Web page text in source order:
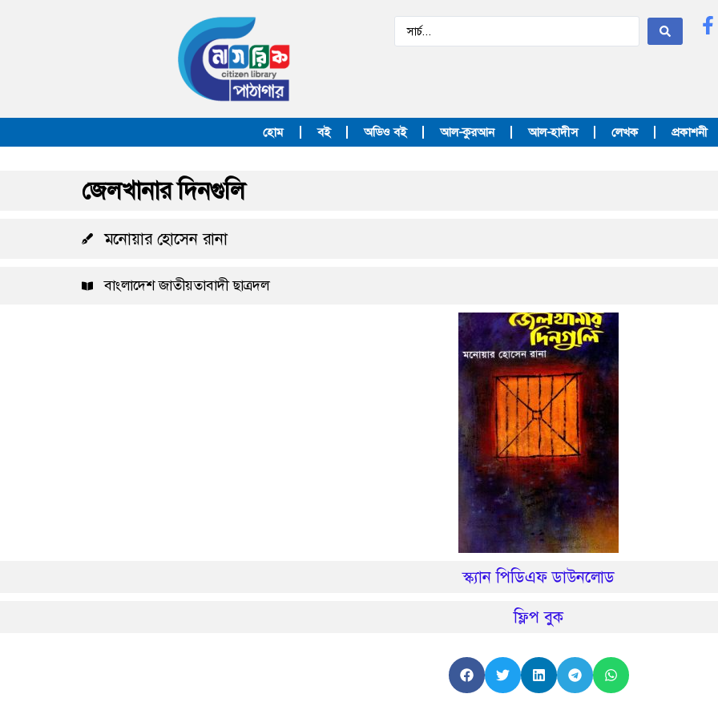
হোম বই অডিও বই আল-কুরআন আল-হাদীস লেখক প্রকাশনী
জেলখানার দিনগুলি
মনোয়ার হোসেন রানা
বাংলাদেশ জাতীয়তাবাদী ছাত্রদল
স্ক্যান পিডিএফ ডাউনলোড
ফ্লিপ বুক